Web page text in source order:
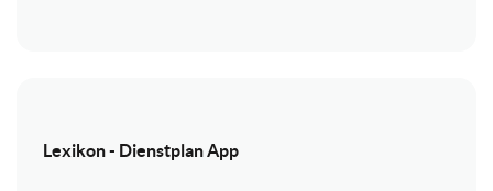
Lexikon - Dienstplan App